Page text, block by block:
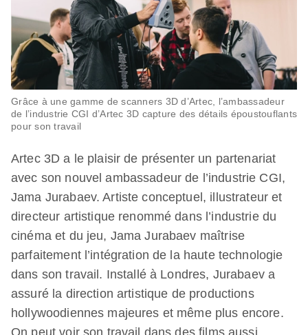
Grâce à une gamme de scanners 3D d’Artec, l’ambassadeur
de l’industrie CGI d’Artec 3D capture des détails époustouflants
pour son travail
Artec 3D a le plaisir de présenter un partenariat
avec son nouvel ambassadeur de l’industrie CGI,
Jama Jurabaev. Artiste conceptuel, illustrateur et
directeur artistique renommé dans l’industrie du
cinéma et du jeu, Jama Jurabaev maîtrise
parfaitement l’intégration de la haute technologie
dans son travail. Installé à Londres, Jurabaev a
assuré la direction artistique de productions
hollywoodiennes majeures et même plus encore.